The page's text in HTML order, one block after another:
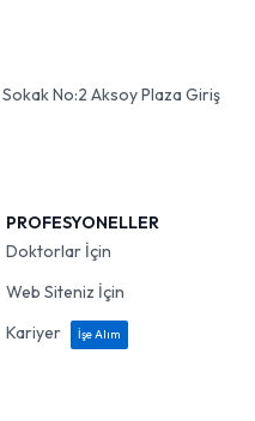
No:2 Aksoy Plaza Giriş
PROFESYONELLER
Doktorlar İçin
Web Siteniz İçin
Kariyer
İşe Alım